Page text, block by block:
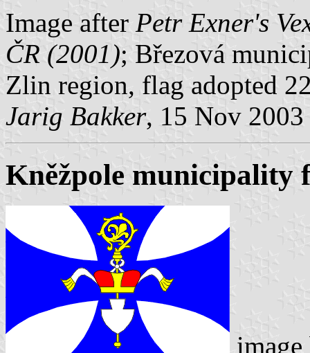
Image after Petr Exner's
ČR (2001); Březová
Zlin region, flag adopted
Jarig Bakker, 15 Nov 2003
Kněžpole municipality